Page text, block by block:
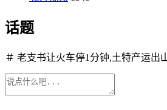
话题
＃ 老支书让火车停1分钟,土特产运出